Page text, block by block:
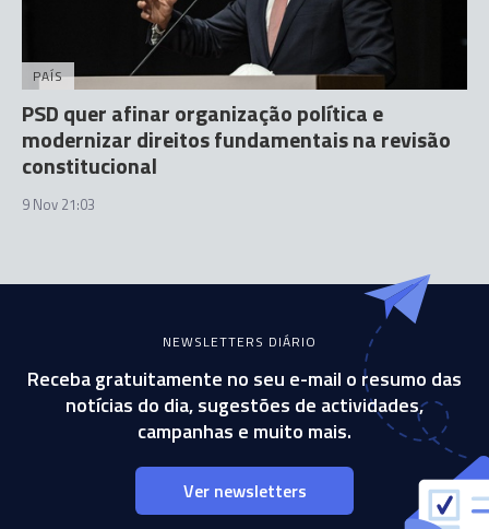
PAÍS
PSD quer afinar organização política e
modernizar direitos fundamentais na revisão
constitucional
9 Nov 21:03
NEWSLETTERS DIÁRIO
Receba gratuitamente no seu e-mail o resumo das
notícias do dia, sugestões de actividades,
campanhas e muito mais.
Ver newsletters